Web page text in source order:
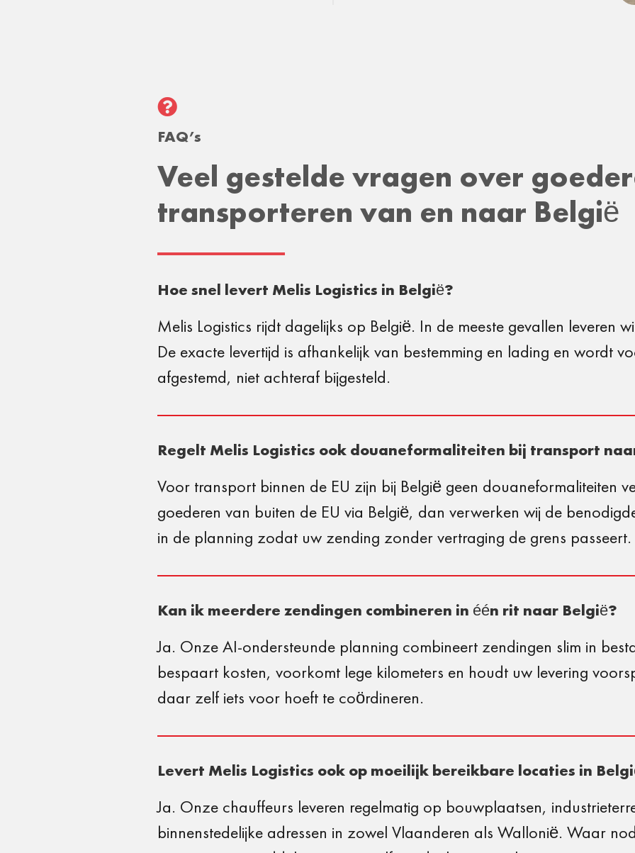

FAQ’s
Veel gestelde vragen over
transporteren van en naar België
Hoe snel levert Melis Logistics in België?
Melis Logistics rijdt dagelijks op België. In de meeste gevallen leveren
De exacte levertijd is afhankelijk van bestemming en lading en wordt
afgestemd, niet achteraf bijgesteld.
Regelt Melis Logistics ook douaneformaliteiten bij transport
Voor transport binnen de EU zijn bij België geen douaneformaliteiten
goederen van buiten de EU via België, dan verwerken wij de
in de planning zodat uw zending zonder vertraging de grens passeert.
Kan ik meerdere zendingen combineren in één rit naar België?
Ja. Onze AI-ondersteunde planning combineert zendingen slim in
bespaart kosten, voorkomt lege kilometers en houdt uw levering
daar zelf iets voor hoeft te coördineren.
Levert Melis Logistics ook op moeilijk bereikbare locaties in
Ja. Onze chauffeurs leveren regelmatig op bouwplaatsen,
binnenstedelijke adressen in zowel Vlaanderen als Wallonië. Waar